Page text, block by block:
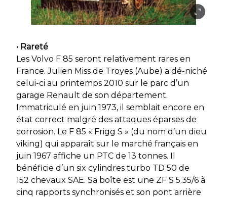
• Rareté
Les Volvo F 85 seront relativement rares en
France. Julien Miss de Troyes (Aube) a dé-niché
celui-ci au printemps 2010 sur le parc d’un
garage Renault de son département.
Immatriculé en juin 1973, il semblait encore en
état correct malgré des attaques éparses de
corrosion. Le F 85 « Frigg S » (du nom d’un dieu
viking) qui apparaît sur le marché français en
juin 1967 affiche un PTC de 13 tonnes. Il
bénéficie d’un six cylindres turbo TD 50 de
152 chevaux SAE. Sa boîte est une ZF S 5.35/6 à
cinq rapports synchronisés et son pont arrière